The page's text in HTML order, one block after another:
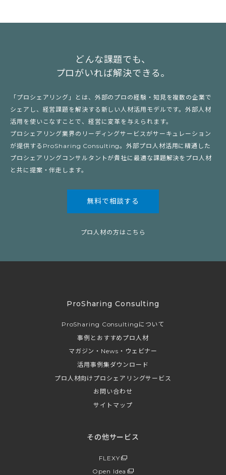
どんな課題でも、
プロがいれば解決できる。
「プロシェアリング」とは、外部のプロの経験・知見を複数の企業で
シェアし、経営課題を解決する新しい人材活用モデルです。外部人材
活用を使いこなすことで、経営に変革を与えられます。
プロシェアリング業界のリーディングサービスがサーキュレーション
が提供するProSharing Consulting。外部プロ人材活用に精通した
プロシェアリングコンサルタントが貴社に最適な課題解決をプロ人材
と共に提案・伴走します。
無料で相談する
プロ人材の方はこちら
ProSharing Consulting
ProSharing Consultingについて
事例とおすすめプロ人材
マガジン・News・ウェビナー
活用事例集ダウンロード
プロ人材向けプロシェアリングサービス
お問い合わせ
サイトマップ
その他サービス
FLEXY
Open Idea